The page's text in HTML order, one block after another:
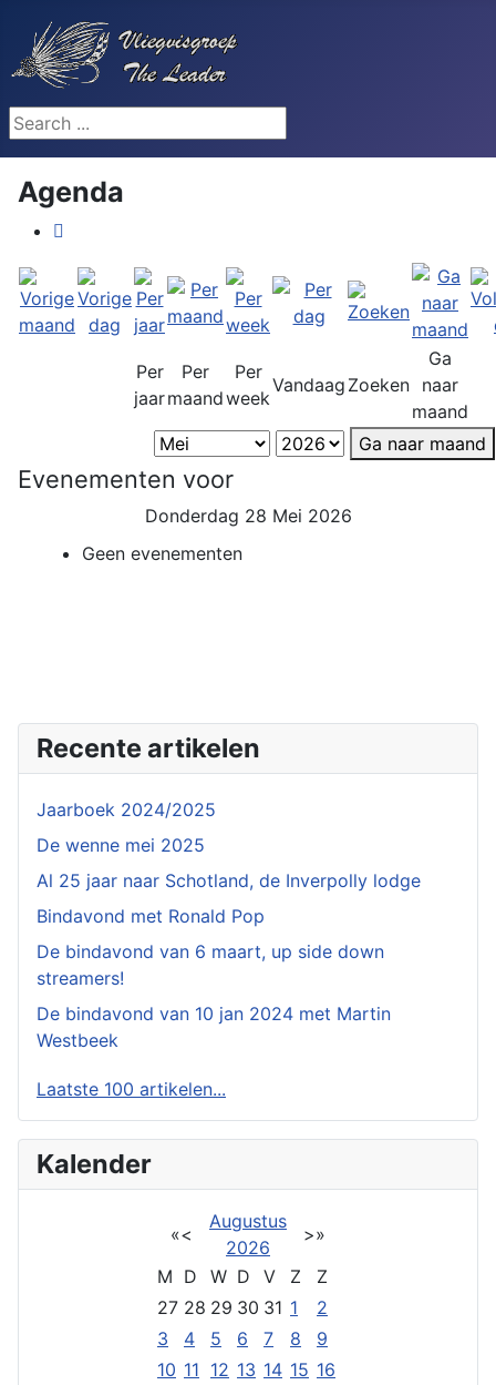
Search ...
Agenda
Per
jaar
Per
maand
Per
week
Vandaag Zoeken
Ga
naar
maand
Ga naar maand
Evenementen voor
Donderdag 28 Mei 2026
Geen evenementen
Recente artikelen
Jaarboek 2024/2025
De wenne mei 2025
Al 25 jaar naar Schotland, de Inverpolly lodge
Bindavond met Ronald Pop
De bindavond van 6 maart, up side down
streamers!
De bindavond van 10 jan 2024 met Martin
Westbeek
Laatste 100 artikelen...
Kalender
«<
Augustus
2026
>»
M D W D V Z
Z
27 28 29 30 31 1
2
3
4 5 6 7 8
9
10 11 12 13 14 15 16